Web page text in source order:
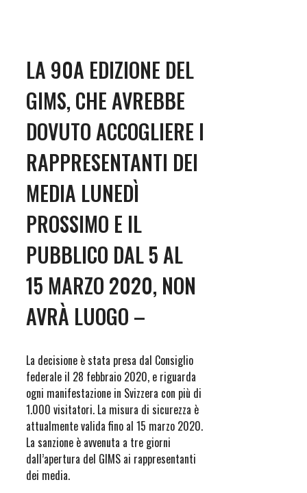
LA 90A EDIZIONE DEL
GIMS, CHE AVREBBE
DOVUTO ACCOGLIERE I
RAPPRESENTANTI DEI
MEDIA LUNEDÌ
PROSSIMO E IL
PUBBLICO DAL 5 AL
15 MARZO 2020, NON
AVRÀ LUOGO –
La decisione è stata presa dal Consiglio
federale il 28 febbraio 2020, e riguarda
ogni manifestazione in Svizzera con più di
1.000 visitatori. La misura di sicurezza è
attualmente valida fino al 15 marzo 2020.
La sanzione è avvenuta a tre giorni
dall’apertura del GIMS ai rappresentanti
dei media.